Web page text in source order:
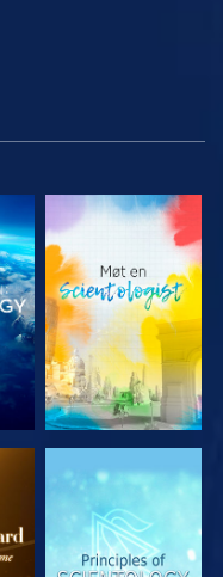
UTFORSK
SERIEN